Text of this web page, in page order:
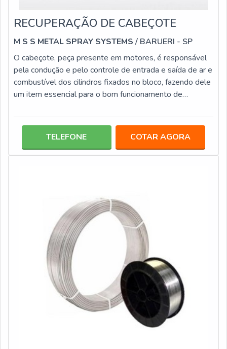
RECUPERAÇÃO DE CABEÇOTE
M S S METAL SPRAY SYSTEMS / BARUERI - SP
O cabeçote, peça presente em motores, é responsável
pela condução e pelo controle de entrada e saída de ar e
combustível dos cilindros fixados no bloco, fazendo dele
um item essencial para o bom funcionamento de
eventual recuperação de cabeçote, a fim de garantir as
INFORMAÇÕES SOBRE O PRODUTOPor meio do
processo de aspersão térmica flame spray, é possível
TELEFONE COTAR AGORA